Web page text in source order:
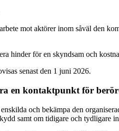
mot aktörer inom såväl den
hinder för en skyndsam och
senast den 1 juni 2026.
en kontaktpunkt för
och bekämpa den
samt om tidigare och tydligare